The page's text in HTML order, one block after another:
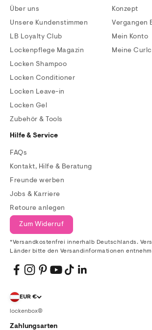
Über uns
Unsere Kundenstimmen
LB Loyalty Club
Lockenpflege Magazin
Locken Shampoo
Locken Conditioner
Locken Leave-in
Locken Gel
Zubehör & Tools
Konzept
Vergangen
Mein Konto
Meine
Hilfe & Service
FAQs
Kontakt, Hilfe & Beratung
Freunde werben
Jobs & Karriere
Retoure anlegen
Zum Widerruf
*Versandkostenfrei innerhalb Deutschlands.
Länder bitte den Versandinformationen
EUR €
lockenbox®
Zahlungsarten